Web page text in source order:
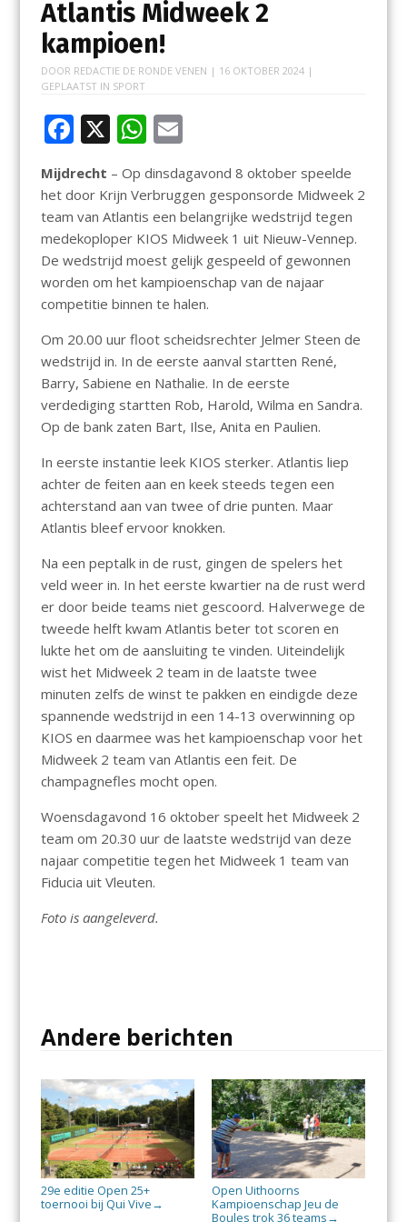
Atlantis Midweek 2
kampioen!
DOOR REDACTIE DE RONDE VENEN | 16 OKTOBER 2024|
GEPLAATST IN SPORT
F
ac
e
b
o
o
k
X W
h
at
s
A
p
p
E
ai
l
Mijdrecht – Op dinsdagavond 8 oktober speelde
het door Krijn Verbruggen gesponsorde Midweek 2
team van Atlantis een belangrijke wedstrijd tegen
medekoploper KIOS Midweek 1 uit Nieuw-Vennep.
De wedstrijd moest gelijk gespeeld of gewonnen
worden om het kampioenschap van de najaar
competitie binnen te halen.
Om 20.00 uur floot scheidsrechter Jelmer Steen de
wedstrijd in. In de eerste aanval startten René,
Barry, Sabiene en Nathalie. In de eerste
verdediging startten Rob, Harold, Wilma en Sandra.
Op de bank zaten Bart, Ilse, Anita en Paulien.
In eerste instantie leek KIOS sterker. Atlantis liep
achter de feiten aan en keek steeds tegen een
achterstand aan van twee of drie punten. Maar
Atlantis bleef ervoor knokken.
Na een peptalk in de rust, gingen de spelers het
veld weer in. In het eerste kwartier na de rust werd
er door beide teams niet gescoord. Halverwege de
tweede helft kwam Atlantis beter tot scoren en
lukte het om de aansluiting te vinden. Uiteindelijk
wist het Midweek 2 team in de laatste twee
minuten zelfs de winst te pakken en eindigde deze
spannende wedstrijd in een 14-13 overwinning op
KIOS en daarmee was het kampioenschap voor het
Midweek 2 team van Atlantis een feit. De
champagnefles mocht open.
Woensdagavond 16 oktober speelt het Midweek 2
team om 20.30 uur de laatste wedstrijd van deze
najaar competitie tegen het Midweek 1 team van
Fiducia uit Vleuten.
Foto is aangeleverd.
Andere berichten
29e editie Open 25+
toernooi bij Qui Vive →
Open Uithoorns
Kampioenschap Jeu de
Boules trok 36 teams →